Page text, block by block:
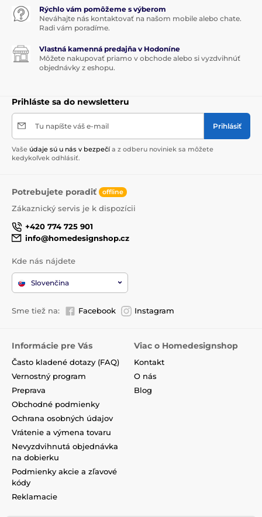
Rýchlo vám pomôžeme s výberom
Neváhajte nás kontaktovať na našom mobile alebo chate.
Radi vám poradíme.
Vlastná kamenná predajňa v Hodoníne
Môžete nakupovať priamo v obchode alebo si vyzdvihnúť
objednávky z eshopu.
Prihláste sa do newsletteru
Tu napíšte váš e-mail Prihlásiť
Vaše údaje sú u nás v bezpečí a z odberu noviniek sa môžete
kedykoľvek odhlásiť.
Potrebujete poradiť offline
Zákaznický servis je k dispozícii
+420 774 725 901
info@homedesignshop.cz
Kde nás nájdete
Slovenčina
Sme tiež na: Facebook Instagram
Informácie pre Vás
Často kladené dotazy (FAQ)
Vernostný program
Preprava
Obchodné podmienky
Ochrana osobných údajov
Vrátenie a výmena tovaru
Nevyzdvihnutá objednávka
na dobierku
Podmienky akcie a zľavové
kódy
Reklamacie
Viac o Homedesignshop
Kontakt
O nás
Blog